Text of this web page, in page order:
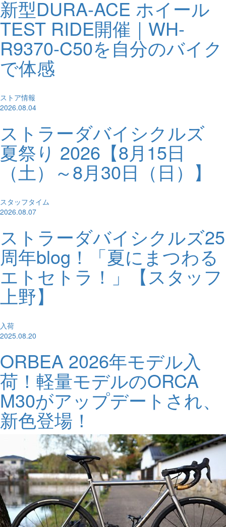
新型DURA-ACE ホイール
TEST RIDE開催｜WH-
R9370-C50を自分のバイク
で体感
ストア情報
2026.08.04
ストラーダバイシクルズ
夏祭り 2026【8月15日
（土）～8月30日（日）】
スタッフタイム
2026.08.07
ストラーダバイシクルズ25
周年blog！「夏にまつわる
エトセトラ！」【スタッフ
上野】
入荷
2025.08.20
ORBEA 2026年モデル入
荷！軽量モデルのORCA
M30がアップデートされ、
新色登場！